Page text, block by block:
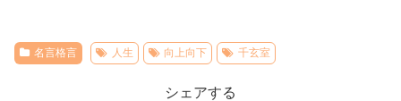
名言格言 人生 向上向下 千玄室
シェアする